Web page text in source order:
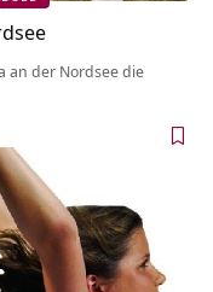
an der Nordsee die